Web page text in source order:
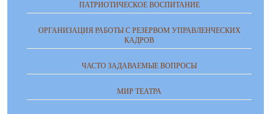
ПАТРИОТИЧЕСКОЕ ВОСПИТАНИЕ
ОРГАНИЗАЦИЯ РАБОТЫ С РЕЗЕРВОМ УПРАВЛЕНЧЕСКИХ
КАДРОВ
ЧАСТО ЗАДАВАЕМЫЕ ВОПРОСЫ
МИР ТЕАТРА